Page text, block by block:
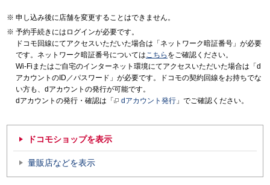
申し込み後に店舗を変更することはできません。
予約手続きにはログインが必要です。
ドコモ回線にてアクセスいただいた場合は「ネットワーク暗証番号」が必要
です。ネットワーク暗証番号についてはこちら をご確認ください。
Wi-Fiまたはご自宅のインターネット環境にてアクセスいただいた場合は「d
アカウントのID／パスワード」が必要です。ドコモの契約回線をお持ちでな
い方も、dアカウントの発行が可能です。
dアカウントの発行・確認は「
dアカウント発行 」でご確認ください。
ドコモショップを表示
量販店などを表示